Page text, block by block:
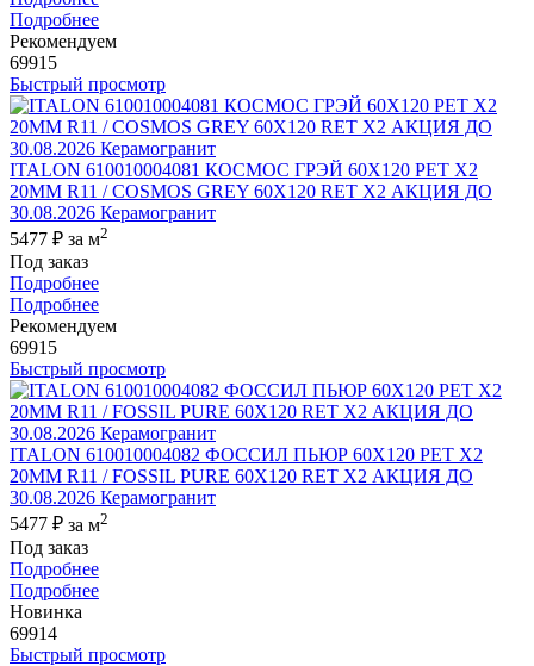
Подробнее
Рекомендуем
69915
Быстрый просмотр
ITALON 610010004081 КОСМОС ГРЭЙ 60X120 РЕТ Х2
20MM R11 / COSMOS GREY 60X120 RET X2 АКЦИЯ ДО
30.08.2026 Керамогранит
5477 ₽ за м2
Под заказ
Подробнее
Подробнее
Рекомендуем
69915
Быстрый просмотр
ITALON 610010004082 ФОССИЛ ПЬЮР 60X120 РЕТ Х2
20MM R11 / FOSSIL PURE 60X120 RET X2 АКЦИЯ ДО
30.08.2026 Керамогранит
5477 ₽ за м2
Под заказ
Подробнее
Подробнее
Новинка
69914
Быстрый просмотр